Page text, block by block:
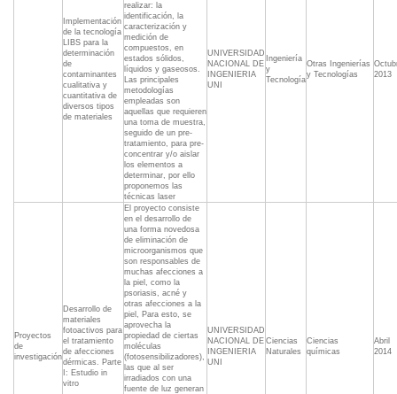
Implementación
de la tecnología
LIBS para la
determinación
de
contaminantes
cualitativa y
cuantitativa de
diversos tipos
de materiales
realizar: la
identificación, la
caracterización y
medición de
compuestos, en
estados sólidos,
líquidos y gaseosos.
Las principales
metodologías
empleadas son
aquellas que requieren
una toma de muestra,
seguido de un pre-
tratamiento, para pre-
concentrar y/o aislar
los elementos a
determinar, por ello
proponemos las
técnicas laser
UNIVERSIDAD
NACIONAL DE
INGENIERIA
UNI
Ingeniería
y
Tecnología
Otras Ingenierías
y Tecnologías
2013
Proyectos
de
investigación
Desarrollo de
materiales
fotoactivos para
el tratamiento
de afecciones
dérmicas. Parte
I: Estudio in
vitro
El proyecto consiste
en el desarrollo de
una forma novedosa
de eliminación de
microorganismos que
son responsables de
muchas afecciones a
la piel, como la
psoriasis, acné y
otras afecciones a la
piel, Para esto, se
aprovecha la
propiedad de ciertas
moléculas
(fotosensibilizadores),
las que al ser
irradiados con una
fuente de luz generan
UNIVERSIDAD
NACIONAL DE
INGENIERIA
UNI
Ciencias
Naturales
Ciencias
químicas
Abril
2014